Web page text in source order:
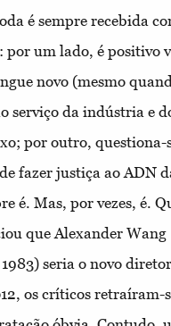
é sempre recebida
por um lado, é positivo
novo (mesmo
serviço da indústria e
por outro, questiona-
fazer justiça ao ADN
é. Mas, por vezes, é.
que Alexander Wang
seria o novo
os críticos retraíram-